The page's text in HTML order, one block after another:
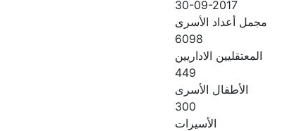
30-09-2017
مجمل أعداد الأسرى
6098
المعتقليين الاداريين
449
الأطفال الأسرى
300
الأسيرات